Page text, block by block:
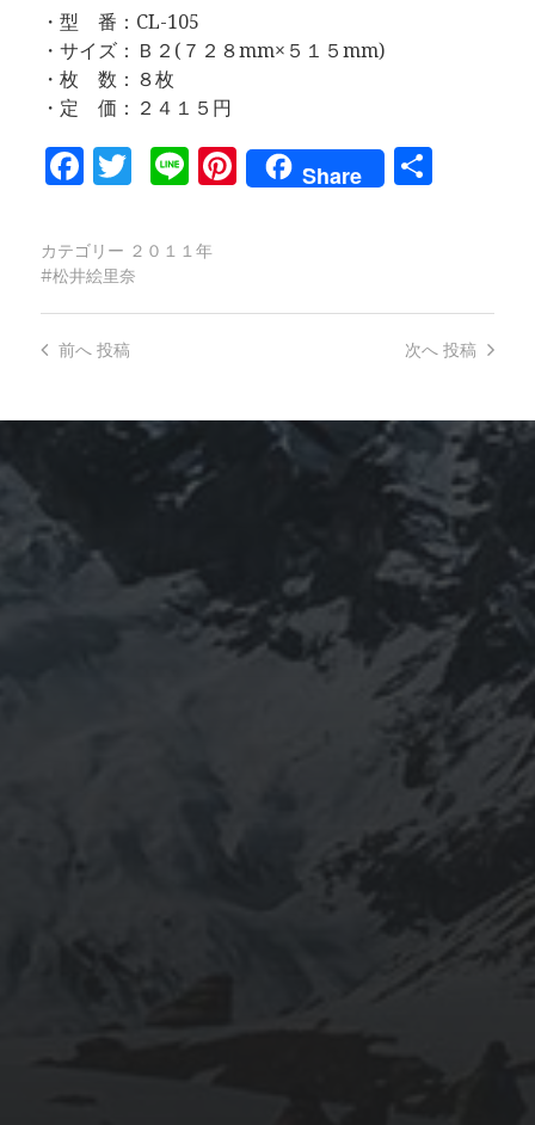
・型 番：CL-105
・サイズ：Ｂ２(７２８mm×５１５mm)
・枚 数：８枚
・定 価：２４１５円
Facebook
Twitter
LinePinterest
Share
共
カテゴリー ２０１１年
松井絵里奈
次へ 投稿
前へ投稿